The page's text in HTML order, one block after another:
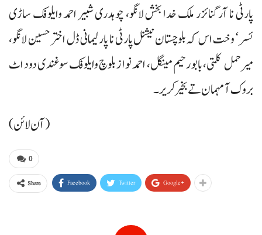
پارٹی نا آرگنائزر ملک خدا بخش لانگو، چوہدری شبیر احمد وایلوفک ساڑی
ئسر‘ وخت اس کہ بلوچستان نیشنل پارٹی نا پارلیمانی ڈل اختر حسین لانگو،
میر حمل کلمتی، بابو رحیم مینگل، احمد نواز بلوچ وایلوفک سوغندی دود اٹ
بروک آ مہمان تے بخیر کریر۔
(آن لائن)
0
Share Facebook Twitter Google+